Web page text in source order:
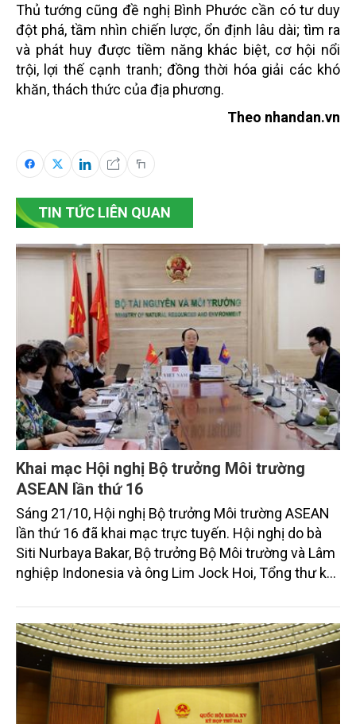
Thủ tướng cũng đề nghị Bình Phước cần có tư duy
đột phá, tầm nhìn chiến lược, ổn định lâu dài; tìm ra
và phát huy được tiềm năng khác biệt, cơ hội nổi
trội, lợi thế cạnh tranh; đồng thời hóa giải các khó
khăn, thách thức của địa phương.
Theo nhandan.vn
TIN TỨC LIÊN QUAN
Khai mạc Hội nghị Bộ trưởng Môi trường
ASEAN lần thứ 16
Sáng 21/10, Hội nghị Bộ trưởng Môi trường ASEAN
lần thứ 16 đã khai mạc trực tuyến. Hội nghị do bà
Siti Nurbaya Bakar, Bộ trưởng Bộ Môi trường và Lâm
nghiệp Indonesia và ông Lim Jock Hoi, Tổng thư ký
TN&MT Võ Tuấn Nhân làm trưởng đoàn với sự tham
dự của một số đơn vị trực thuộc Bộ.